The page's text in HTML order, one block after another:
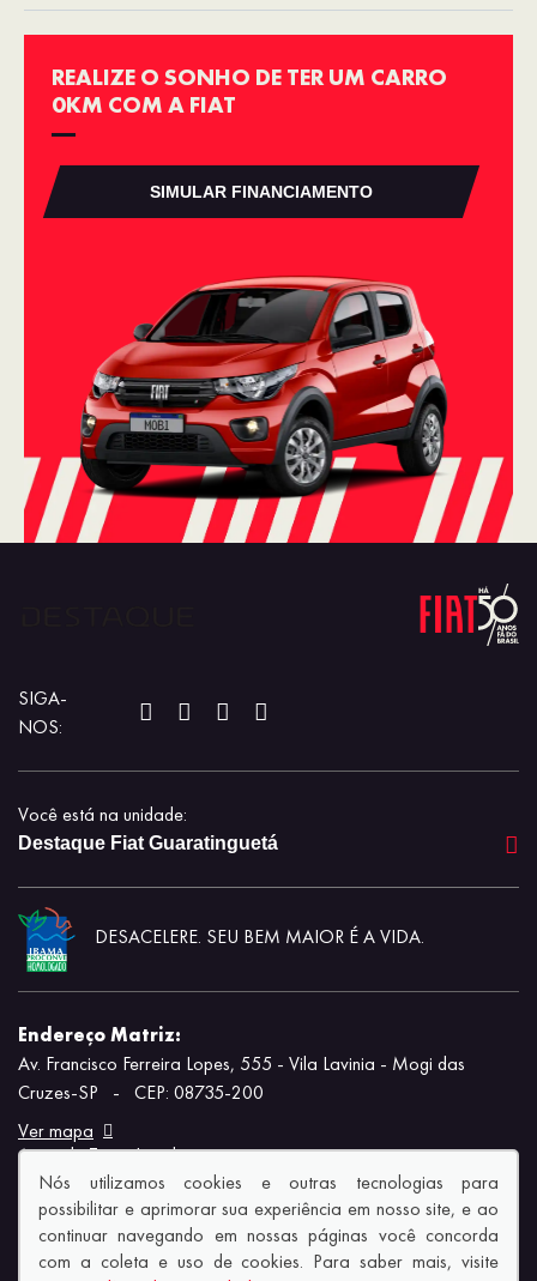
REALIZE O SONHO DE TER UM CARRO
0KM COM A FIAT
SIMULAR FINANCIAMENTO
SIGA-
NOS:
Você está na unidade:
Destaque Fiat Guaratinguetá
DESACELERE. SEU BEM MAIOR É A VIDA.
Endereço Matriz:
Av. Francisco Ferreira Lopes, 555 - Vila Lavinia - Mogi das
Cruzes-SP
-
CEP: 08735-200
Ver mapa
Aviso de Texto Legal
Nós utilizamos cookies e outras tecnologias para
possibilitar e aprimorar sua experiência em nosso site, e ao
continuar navegando em nossas páginas você concorda
com a coleta e uso de cookies. Para saber mais, visite